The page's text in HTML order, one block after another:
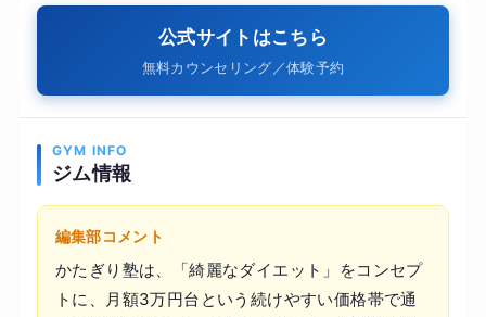
公式サイトはこちら
無料カウンセリング／体験予約
GYM INFO
ジム情報
編集部コメント
かたぎり塾は、「綺麗なダイエット」をコンセプ
トに、月額3万円台という続けやすい価格帯で通